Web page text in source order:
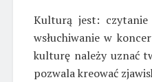
Kulturą jest: czytanie
wsłuchiwanie w
kulturę należy uznać
pozwala kreować